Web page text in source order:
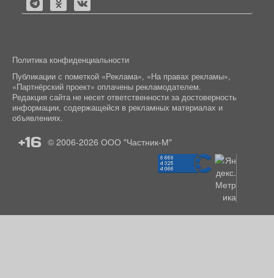
Политика конфиденциальности
Публикации с пометкой «Реклама», «На правах рекламы»,
«Партнёрский проект» оплачены рекламодателем.
Редакция сайта не несет ответственности за достоверность
информации, содержащейся в рекламных материалах и
объявлениях.
+16 © 2006-2026 ООО "Частник-М"